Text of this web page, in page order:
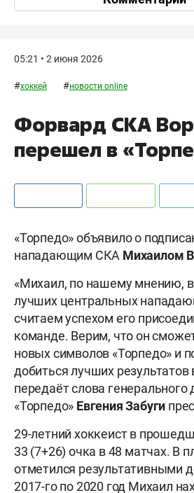
05:21 • 2 июня 2026
#хоккей #новости online
Форвард СКА
перешел в
«Торпедо» объявило о
нападающим СКА Михаилом
«Михаил, по нашему мнению,
лучших центральных
считаем успехом его
команде. Верим, что он
новых символов «Торпедо» и
добиться лучших результатов
передаёт слова генерального
«Торпедо» Евгения Забуги
29-летний хоккеист в
33 (7+26) очка в 48 матчах. В
отметился результативными
2017-го по 2020 год Михаил